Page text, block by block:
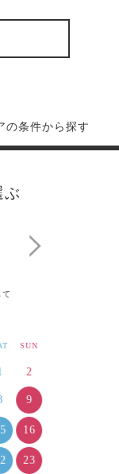
の条件から探す
ぶ
SUN
2
9
16
23